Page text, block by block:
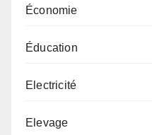
Économie
Éducation
Electricité
Elevage